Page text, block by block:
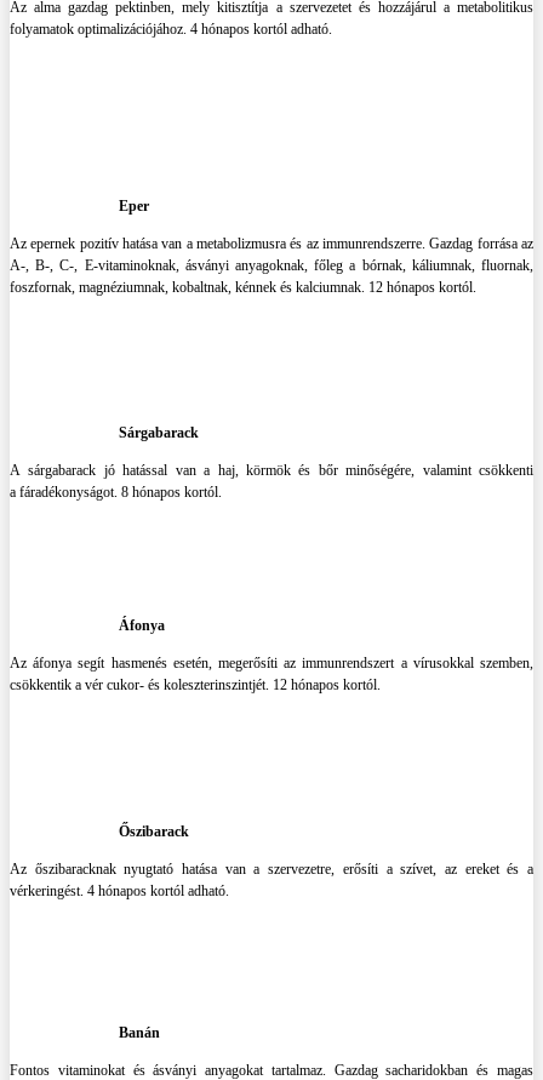
Az alma gazdag pektinben, mely kitisztítja a szervezetet és hozzájárul a metabolitikus
folyamatok optimalizációjához. 4 hónapos kortól adható.
Eper
Az epernek pozitív hatása van a metabolizmusra és az immunrendszerre. Gazdag forrása az
A-, B-, C-, E-vitaminoknak, ásványi anyagoknak, főleg a bórnak, káliumnak, fluornak,
foszfornak, magnéziumnak, kobaltnak, kénnek és kalciumnak. 12 hónapos kortól.
Sárgabarack
A sárgabarack jó hatással van a haj, körmök és bőr minőségére, valamint csökkenti
a fáradékonyságot. 8 hónapos kortól.
Áfonya
Az áfonya segít hasmenés esetén, megerősíti az immunrendszert a vírusokkal szemben,
csökkentik a vér cukor- és koleszterinszintjét. 12 hónapos kortól.
Őszibarack
Az őszibaracknak nyugtató hatása van a szervezetre, erősíti a szívet, az ereket és a
vérkeringést. 4 hónapos kortól adható.
Banán
Fontos vitaminokat és ásványi anyagokat tartalmaz. Gazdag sacharidokban és magas